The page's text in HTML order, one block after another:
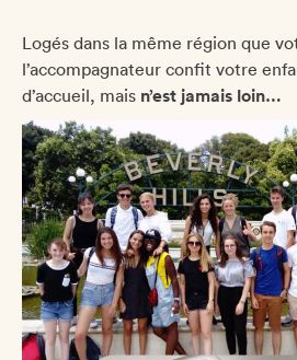
Logés dans la même région que
l’accompagnateur confit votre
d’accueil, mais n’est jamais loin…